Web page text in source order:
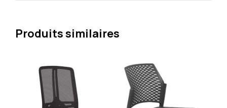
Produits similaires